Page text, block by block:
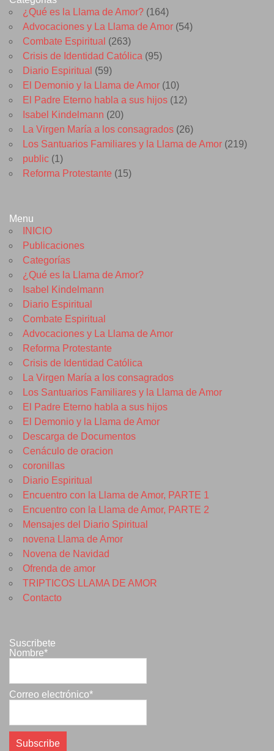
¿Qué es la Llama de Amor? (164)
Advocaciones y La Llama de Amor (54)
Combate Espiritual (263)
Crisis de Identidad Católica (95)
Diario Espiritual (59)
El Demonio y la Llama de Amor (10)
El Padre Eterno habla a sus hijos (12)
Isabel Kindelmann (20)
La Virgen María a los consagrados (26)
Los Santuarios Familiares y la Llama de Amor (219)
public (1)
Reforma Protestante (15)
Menu
INICIO
Publicaciones
Categorías
¿Qué es la Llama de Amor?
Isabel Kindelmann
Diario Espiritual
Combate Espiritual
Advocaciones y La Llama de Amor
Reforma Protestante
Crisis de Identidad Católica
La Virgen María a los consagrados
Los Santuarios Familiares y la Llama de Amor
El Padre Eterno habla a sus hijos
El Demonio y la Llama de Amor
Descarga de Documentos
Cenáculo de oracion
coronillas
Diario Espiritual
Encuentro con la Llama de Amor, PARTE 1
Encuentro con la Llama de Amor, PARTE 2
Mensajes del Diario Spiritual
novena Llama de Amor
Novena de Navidad
Ofrenda de amor
TRIPTICOS LLAMA DE AMOR
Contacto
Suscribete
Nombre*
Correo electrónico*